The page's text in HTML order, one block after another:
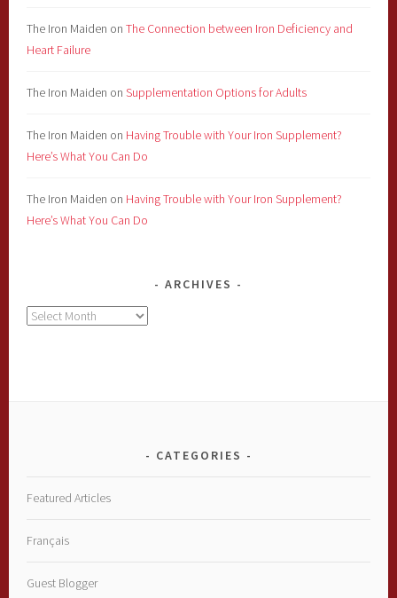
The Iron Maiden onThe Connection between Iron Deficiency and
Heart Failure
The Iron Maiden onSupplementation Options for Adults
The Iron Maiden on Having Trouble with Your Iron Supplement?
Here’s What You Can Do
The Iron Maiden on Having Trouble with Your Iron Supplement?
Here’s What You Can Do
ARCHIVES
Archives
CATEGORIES
Featured Articles
Français
Guest Blogger